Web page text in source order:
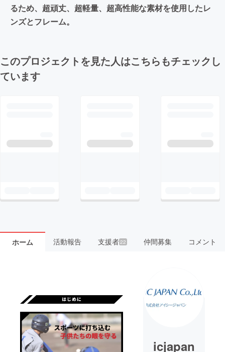
るため、超頑丈、超軽量、超高性能な素材を使用したレ
ンズとフレーム。
このプロジェクトを見た人はこちらもチェックし
ています
ホーム 活動報告 支援者 22 仲間募集 コメント
icjapan